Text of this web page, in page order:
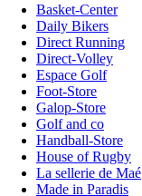
Basket-Center
Daily Bikers
Direct Running
Direct-Volley
Espace Golf
Foot-Store
Galop-Store
Golf and co
Handball-Store
House of Rugby
La sellerie de Maé
Made in Paradis